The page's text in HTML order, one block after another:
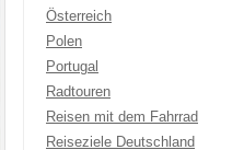
Österreich
Polen
Portugal
Radtouren
Reisen mit dem Fahrrad
Reiseziele Deutschland